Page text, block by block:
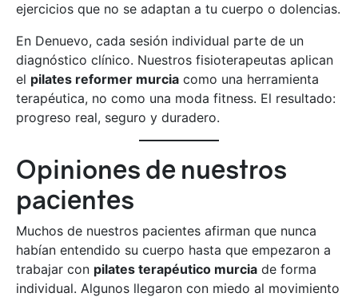
ejercicios que no se adaptan a tu cuerpo o dolencias.
En Denuevo, cada sesión individual parte de un
diagnóstico clínico. Nuestros fisioterapeutas aplican
el pilates reformer murcia como una herramienta
terapéutica, no como una moda fitness. El resultado:
progreso real, seguro y duradero.
Opiniones de nuestros
pacientes
Muchos de nuestros pacientes afirman que nunca
habían entendido su cuerpo hasta que empezaron a
trabajar con pilates terapéutico murcia de forma
individual. Algunos llegaron con miedo al movimiento